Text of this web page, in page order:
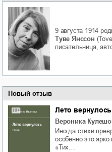
9 августа 1914
Туве Янссон
писательница,
Новый отзыв
Лето
Вероника
Иногда стихи
особенно это ярко
«Тих…